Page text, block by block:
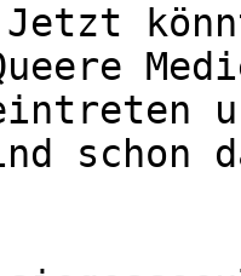
Queere
schon